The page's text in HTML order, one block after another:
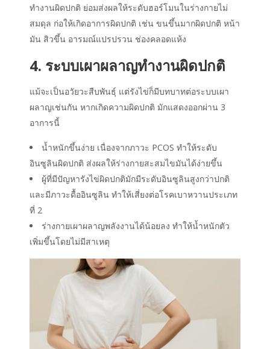
ทำงานผิดปกติ ย่อมส่งผลให้ระดับฮอร์โมนในร่างกายไม่
สมดุล ก่อให้เกิดอาการผิดปกติ เช่น ขนขึ้นมากผิดปกติ หน้า
มัน สิวขึ้น อารมณ์แปรปรวน ช่องคลอดแห้ง
4. ระบบเผาผลาญทำงานผิดปกติ
แม้จะเป็นอวัยวะสืบพันธุ์ แต่รังไข่ก็มีบทบาทต่อระบบเผา
ผลาญเช่นกัน หากเกิดความผิดปกติ มักแสดงออกผ่าน 3
อาการนี้
น้ำหนักขึ้นง่าย เนื่องจากภาวะ PCOS ทำให้ระดับ
อินซูลินผิดปกติ ส่งผลให้ร่างกายสะสมไขมันได้ง่ายขึ้น
ผู้ที่มีปัญหารังไข่ผิดปกติมักมีระดับอินซูลินสูงกว่าปกติ
และมีภาวะดื้ออินซูลิน ทำให้เสี่ยงต่อโรคเบาหวานประเภท
ที่ 2
ร่างกายเผาผลาญพลังงานได้น้อยลง ทำให้น้ำหนักตัว
เพิ่มขึ้นโดยไม่มีสาเหตุ